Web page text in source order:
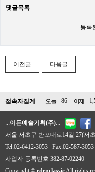
댓글목록
등록
이전글 다음글
접속자집계 오늘 86 어제
:::이든예술기획(주):::
서울 서초구 반포대로14길 27(서
Tel:02-6412-3053 Fax:02-587-3053
사업자 등록번호 382-87-02240